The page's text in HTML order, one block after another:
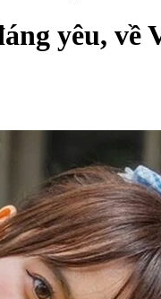
yêu, về